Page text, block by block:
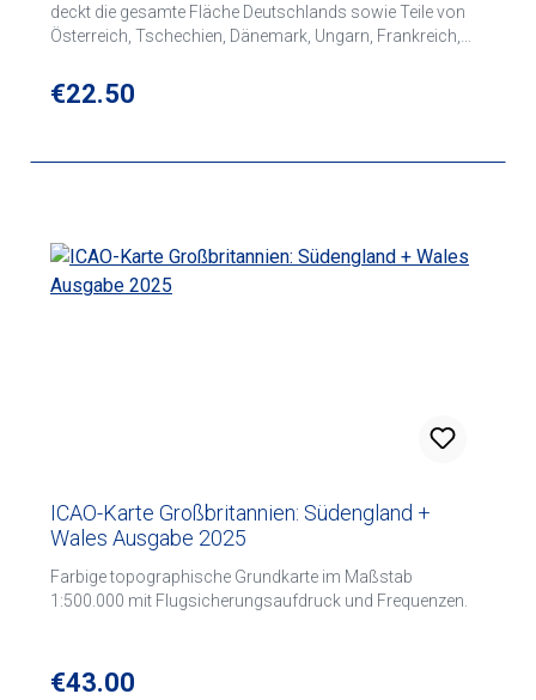
deckt die gesamte Fläche Deutschlands sowie Teile von
Österreich, Tschechien, Dänemark, Ungarn, Frankreich,
Topographie und wichtige Informationen für VFR-Piloten -
Luftraumstruktur, Funknavigationseinrichtungen und die
Frequenzen, VORs, Tower-Frequenzen, ATIS-Frequenzen
Verfügbarkeit von Treibstoff Gefahrenzonen
Regular price:
€22.50
ICAO-Karte Großbritannien: Südengland +
Wales Ausgabe 2025
Farbige topographische Grundkarte im Maßstab
1:500.000 mit Flugsicherungsaufdruck und Frequenzen.
Regular price:
€43.00